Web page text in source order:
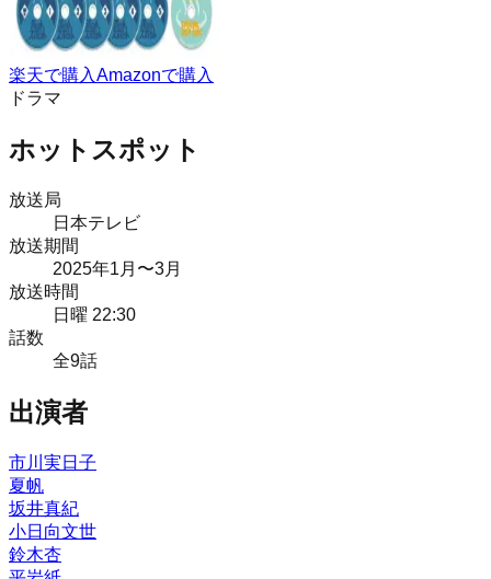
楽天で購入Amazonで購入
ドラマ
ホットスポット
放送局
日本テレビ
放送期間
2025年1月 〜3月
放送時間
日曜 22:30
話数
全9話
出演者
市川実日子
夏帆
坂井真紀
小日向文世
鈴木杏